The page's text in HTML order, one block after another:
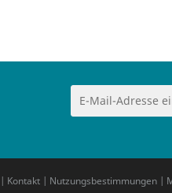
| Kontakt | Nutzungsbestimmungen |